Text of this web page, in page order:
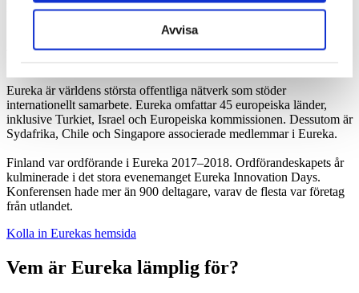
Avvisa
PB 69, 00101 Helsingfors
Besöksadress: Porkkalankatu 1, Gräsviken
Vad är Eureka?
Eureka är världens största offentliga nätverk som stöder
internationellt samarbete. Eureka omfattar 45 europeiska länder,
inklusive Turkiet, Israel och Europeiska kommissionen. Dessutom är
Sydafrika, Chile och Singapore associerade medlemmar i Eureka.
Finland var ordförande i Eureka 2017–2018. Ordförandeskapets år
kulminerade i det stora evenemanget Eureka Innovation Days.
Konferensen hade mer än 900 deltagare, varav de flesta var företag
från utlandet.
Kolla in Eurekas hemsida
Vem är Eureka lämplig för?